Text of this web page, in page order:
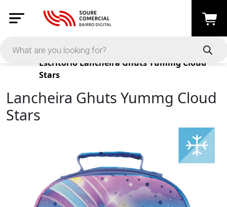
Products
Escritório Lancheira Ghuts Yummg Cloud
Stars
Lancheira Ghuts Yummg Cloud
Stars